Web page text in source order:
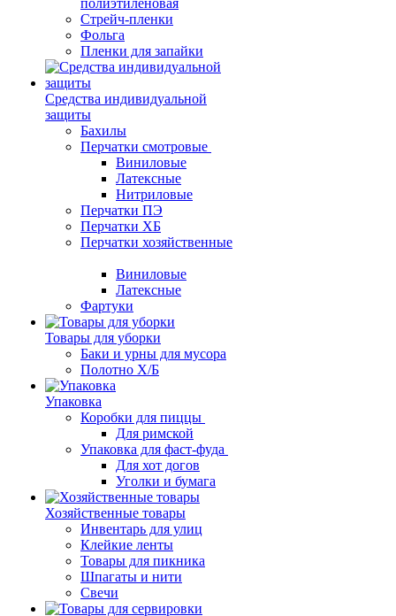
полиэтиленовая
Стрейч-пленки
Фольга
Пленки для запайки
Средства индивидуальной
защиты
Бахилы
Перчатки смотровые
Виниловые
Латексные
Нитриловые
Перчатки ПЭ
Перчатки ХБ
Перчатки хозяйственные
Виниловые
Латексные
Фартуки
Товары для уборки
Баки и урны для мусора
Полотно Х/Б
Упаковка
Коробки для пиццы
Для римской
Упаковка для фаст-фуда
Для хот догов
Уголки и бумага
Хозяйственные товары
Инвентарь для улиц
Клейкие ленты
Товары для пикника
Шпагаты и нити
Свечи